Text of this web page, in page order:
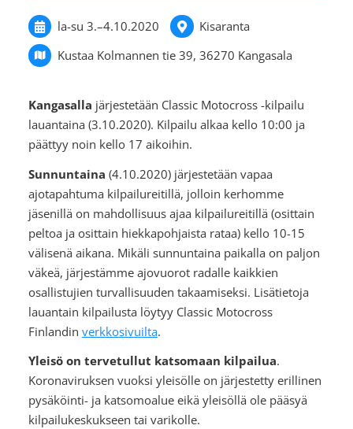
la-su 3.–4.10.2020
Kisaranta
Kustaa Kolmannen tie 39, 36270 Kangasala
Kangasalla järjestetään Classic Motocross -kilpailu
lauantaina (3.10.2020). Kilpailu alkaa kello 10:00 ja
päättyy noin kello 17 aikoihin.
Sunnuntaina (4.10.2020) järjestetään vapaa
ajotapahtuma kilpailureitillä, jolloin kerhomme
jäsenillä on mahdollisuus ajaa kilpailureitillä (osittain
peltoa ja osittain hiekkapohjaista rataa) kello 10-15
välisenä aikana. Mikäli sunnuntaina paikalla on paljon
väkeä, järjestämme ajovuorot radalle kaikkien
osallistujien turvallisuuden takaamiseksi. Lisätietoja
lauantain kilpailusta löytyy Classic Motocross
Finlandin verkkosivuilta.
Yleisö on tervetullut katsomaan kilpailua.
Koronaviruksen vuoksi yleisölle on järjestetty erillinen
pysäköinti- ja katsomoalue eikä yleisöllä ole pääsyä
kilpailukeskukseen tai varikolle.